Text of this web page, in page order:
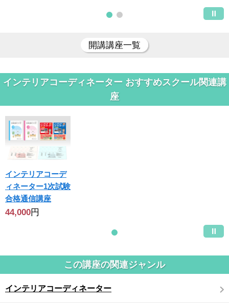
開講講座一覧
インテリアコーディネーター おすすめスクール関連講
座
インテリアコーデ
ィネーター1次試験
合格通信講座
44,000円
この講座の関連ジャンル
インテリアコーディネーター